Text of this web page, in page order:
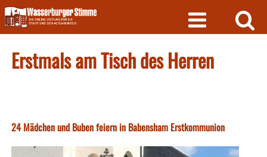
Skip
to
content
Erstmals am Tisch des Herren
24 Mädchen und Buben feiern in Babensham Erstkommunion